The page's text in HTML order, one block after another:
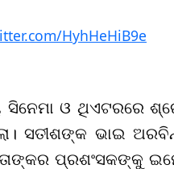
HyhHeHiB9e
ଓ ଥିଏଟରରେ
ସତୀଶଙ୍କ ଭାଇ
ପ୍ରଶଂସକଙ୍କୁ